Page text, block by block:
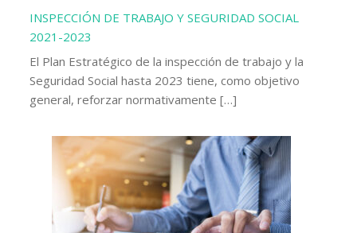
INSPECCIÓN DE TRABAJO Y SEGURIDAD SOCIAL
2021-2023
El Plan Estratégico de la inspección de trabajo y la
Seguridad Social hasta 2023 tiene, como objetivo
general, reforzar normativamente […]